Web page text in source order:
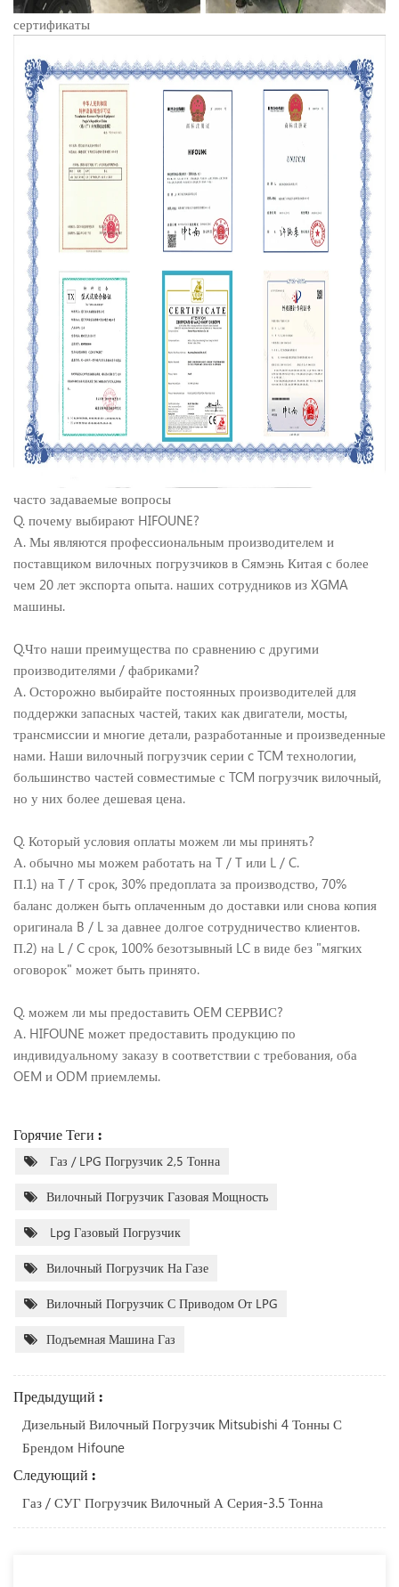
сертификаты
часто задаваемые вопросы
Q. почему выбирают HIFOUNE?
А. Мы являются профессиональным производителем и
поставщиком вилочных погрузчиков в Сямэнь Китая с более
чем 20 лет экспорта опыта. наших сотрудников из XGMA
машины.
Q.Что наши преимущества по сравнению с другими
производителями / фабриками?
А. Осторожно выбирайте постоянных производителей для
поддержки запасных частей, таких как двигатели, мосты,
трансмиссии и многие детали, разработанные и произведенные
нами. Наши вилочный погрузчик серии c TCM технологии,
большинство частей совместимые с TCM погрузчик вилочный,
но у них более дешевая цена.
Q. Который условия оплаты можем ли мы принять?
А. обычно мы можем работать на T / T или L / C.
П.1) на T / T срок, 30% предоплата за производство, 70%
баланс должен быть оплаченным до доставки или снова копия
оригинала B / L за давнее долгое сотрудничество клиентов.
П.2) на L / C срок, 100% безотзывный LC в виде без "мягких
оговорок" может быть принято.
Q. можем ли мы предоставить OEM СЕРВИС?
А. HIFOUNE может предоставить продукцию по
индивидуальному заказу в соответствии с требования, оба
OEM и ODM приемлемы.
Горячие Теги :
Газ / LPG Погрузчик 2,5 Тонна
Вилочный Погрузчик Газовая Мощность
Lpg Газовый Погрузчик
Вилочный Погрузчик На Газе
Вилочный Погрузчик С Приводом От LPG
Подъемная Машина Газ
Предыдущий :
Дизельный Вилочный Погрузчик Mitsubishi 4 Тонны С
Брендом Hifoune
Следующий :
Газ / СУГ Погрузчик Вилочный А Серия-3.5 Тонна